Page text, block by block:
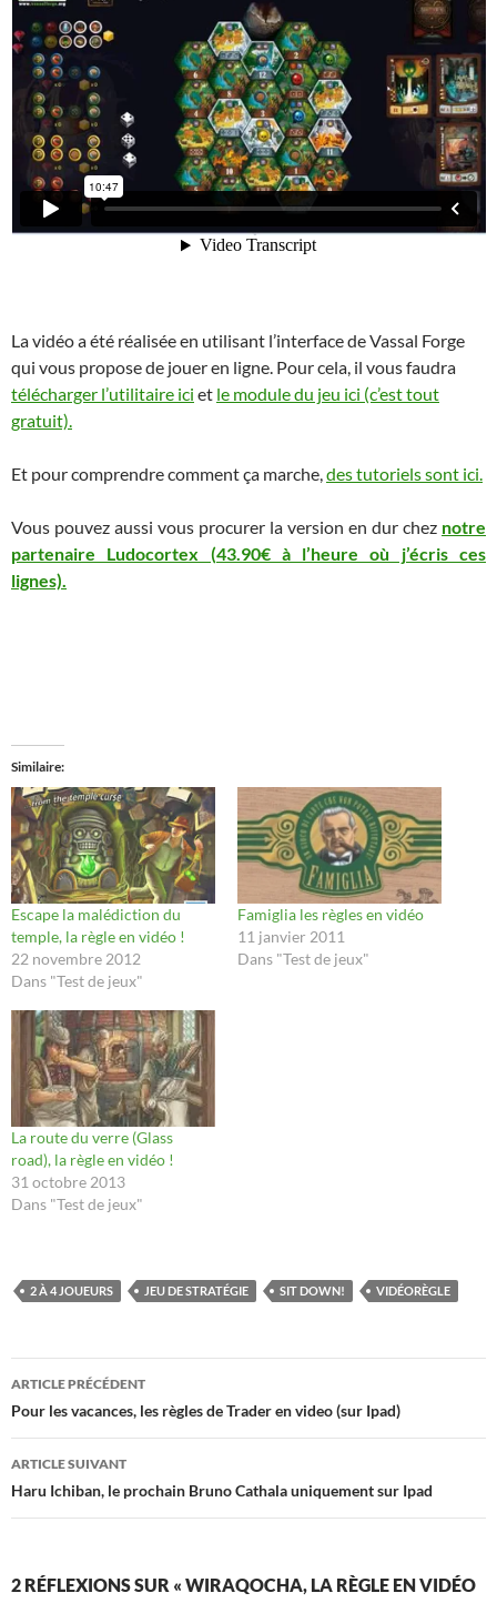
La vidéo a été réalisée en utilisant l’interface de Vassal Forge
qui vous propose de jouer en ligne. Pour cela, il vous faudra
télécharger l’utilitaire ici et le module du jeu ici (c’est tout
gratuit).
Et pour comprendre comment ça marche,des tutoriels sont ici.
Vous pouvez aussi vous procurer la version en dur chez notre
partenaire Ludocortex (43.90€ à l’heure où j’écris ces
lignes).
Similaire
Escape la malédiction du
temple, la règle en vidéo !
22 novembre 2012
Dans "Test de jeux"
Famiglia les règles en vidéo
11 janvier 2011
Dans "Test de jeux"
La route du verre (Glass
road), la règle en vidéo !
31 octobre 2013
Dans "Test de jeux"
2 À 4 JOUEURS JEU DE STRATÉGIE SIT DOWN! VIDÉORÈGLE
Navigation
des
articles
ARTICLE PRÉCÉDENT
Pour les vacances, les règles de Trader en video (sur Ipad)
ARTICLE SUIVANT
Haru Ichiban, le prochain Bruno Cathala uniquement sur Ipad
2 RÉFLEXIONS SUR « WIRAQOCHA, LA RÈGLE EN VIDÉO